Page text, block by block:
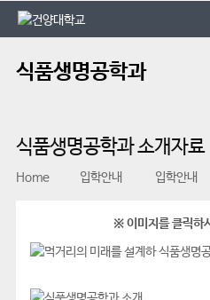
본문 바로가기
대메뉴 바로가기
식품생명공학과
식품생명공학과 소개자료
Home 입학안내 입학안내
※ 이미지를 클릭하